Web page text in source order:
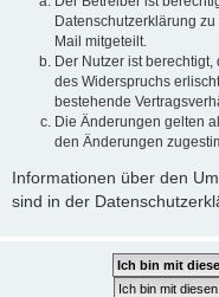
Datenschutzerklärung
Mail mitgeteilt.
Der Nutzer ist
des Widerspruchs
bestehende
Die Änderungen gelten
den Änderungen
Informationen über den
sind in der